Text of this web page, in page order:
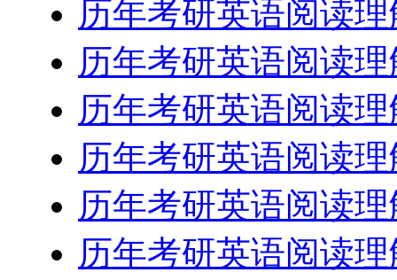
历年考研英语阅读理
历年考研英语阅读理
历年考研英语阅读理
历年考研英语阅读理
历年考研英语阅读理
历年考研英语阅读理